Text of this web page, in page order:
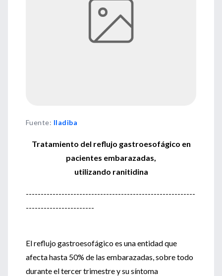
Fuente: Iladiba
Tratamiento del reflujo gastroesofágico en
pacientes embarazadas,
utilizando ranitidina
---------------------------------------------------------
-----------------------
El reflujo gastroesofágico es una entidad que
afecta hasta 50% de las embarazadas, sobre todo
durante el tercer trimestre y su síntoma